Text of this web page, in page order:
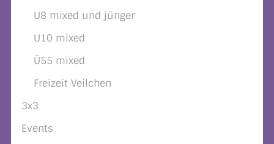
U8 mixed und jünger
U10 mixed
Ü55 mixed
Freizeit Veilchen
3x3
Events